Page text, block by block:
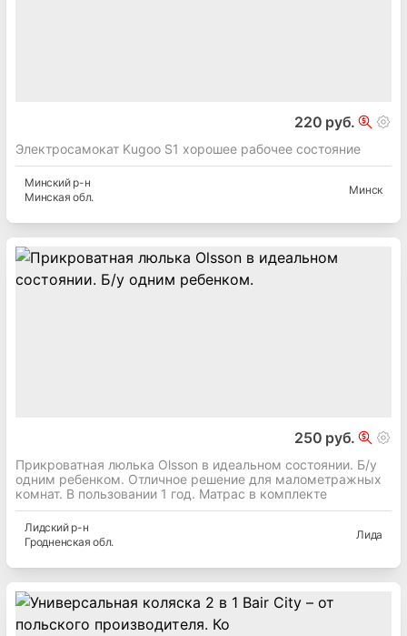
220 руб.
Электросамокат Kugoo S1 хорошее рабочее состояние
Минскийр-н
Минская обл.
Минск
250 руб.
Прикроватная люлька Olsson в идеальном состоянии. Б/у
одним ребенком. Отличное решение для малометражных
комнат. В пользовании 1 год. Матрас в комплекте
Лидскийр-н
Гродненская обл.
Лида